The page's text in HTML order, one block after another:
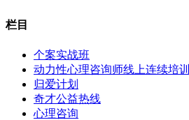
栏目
个案实战班
动力性心理咨询师线上连续培训
归爱计划
奇才公益热线
心理咨询